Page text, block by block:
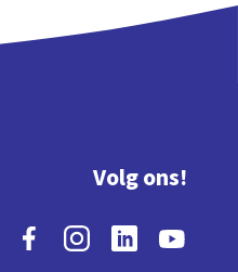
Volg ons!